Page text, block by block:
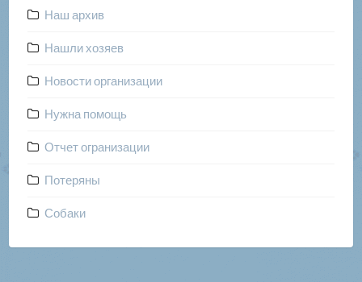
Наш архив
Нашли хозяев
Новости организации
Нужна помощь
Отчет огранизации
Потеряны
Собаки